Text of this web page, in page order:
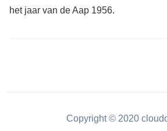
het jaar van de Aap 1956.
Copyright © 2020